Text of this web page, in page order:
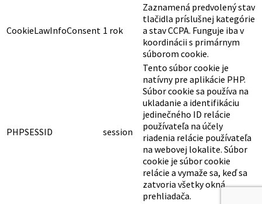
CookieLawInfoConsent 1 rok
Zaznamená predvolený stav
tlačidla príslušnej kategórie
a stav CCPA. Funguje iba v
koordinácii s primárnym
súborom cookie.
PHPSESSID session
Tento súbor cookie je
natívny pre aplikácie PHP.
Súbor cookie sa používa na
ukladanie a identifikáciu
jedinečného ID relácie
používateľa na účely
riadenia relácie používateľa
na webovej lokalite. Súbor
cookie je súbor cookie
relácie a vymaže sa, keď sa
zatvoria všetky okná
prehliadača.